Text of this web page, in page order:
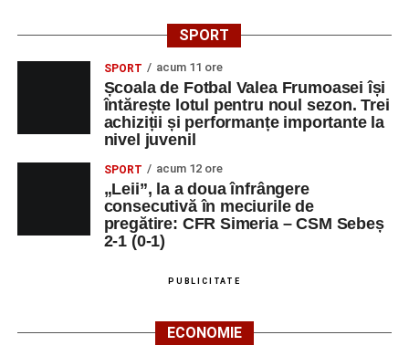
SPORT
SPORT acum 11 ore
Școala de Fotbal Valea Frumoasei își
întărește lotul pentru noul sezon. Trei
achiziții și performanțe importante la
nivel juvenil
SPORT acum 12 ore
„Leii”, la a doua înfrângere
consecutivă în meciurile de
pregătire: CFR Simeria – CSM Sebeș
2-1 (0-1)
PUBLICITATE
ECONOMIE